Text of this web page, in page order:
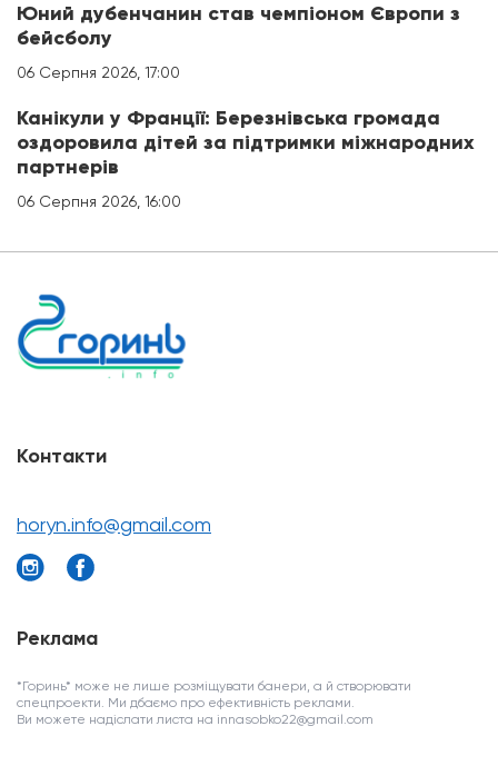
Юний дубенчанин став чемпіоном Європи з
бейсболу
06 Серпня 2026, 17:00
Канікули у Франції: Березнівська громада
оздоровила дітей за підтримки міжнародних
партнерів
06 Серпня 2026, 16:00
Контакти
horyn.info@gmail.com
Реклама
*Горинь* може не лише розміщувати банери, а й створювати
спецпроекти. Ми дбаємо про ефективність реклами.
Ви можете надіслати листа на innasobko22@gmail.com